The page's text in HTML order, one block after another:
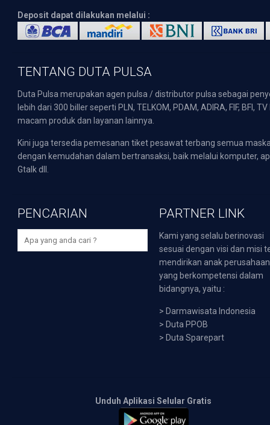
Deposit dapat dilakukan melalui :
TENTANG DUTA PULSA
Duta Pulsa merupakan agen pulsa / distributor pulsa sebagai
lebih dari 300 biller seperti PLN, TELKOM, PDAM, ADIRA, FIF,
macam produk dan layanan lainnya.
Kini juga tersedia pemesanan tiket pesawat terbang semua
dengan kemudahan dalam bertransaksi, baik melalui komputer,
Gtalk dll.
PENCARIAN PARTNER LINK
Kami yang selalu berinovasi
sesuai dengan visi dan misi
mendirikan anak perusahaan
yang berkompetensi dalam
bidangnya, yaitu :
> Darmawisata Indonesia
> Duta PPOB
> Duta Sparepart
Unduh Aplikasi Selular Gratis